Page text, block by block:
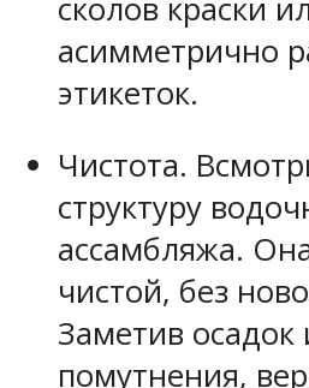
сколов краски
асимметрично
этикеток.
Чистота.
структуру
ассамбляжа.
чистой, без
Заметив осадок
помутнения,